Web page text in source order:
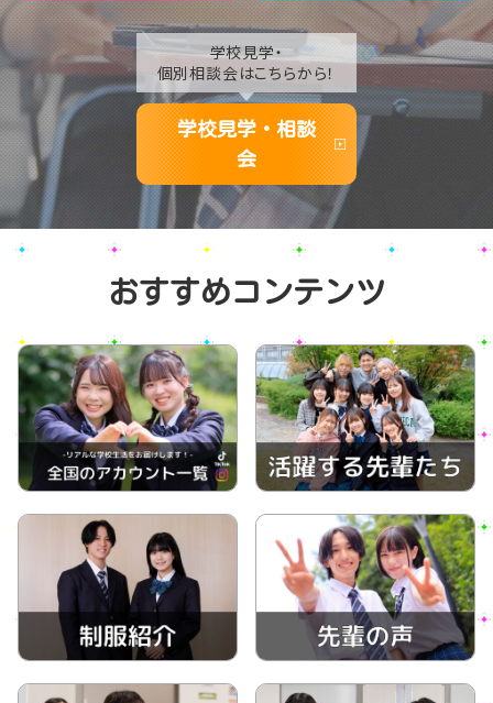
学校見学・
個別相談会はこちらから！
学校見学・相談
会
おすすめコンテンツ